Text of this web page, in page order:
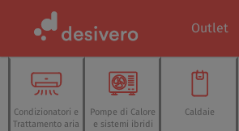
Outlet
Condizionatori e
Trattamento aria
Pompe di Calore
e sistemi ibridi
Caldaie